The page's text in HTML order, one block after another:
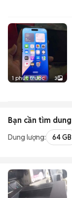
1 phút trước 3
Bạn cần tìm
Dung lượng: 64 GB